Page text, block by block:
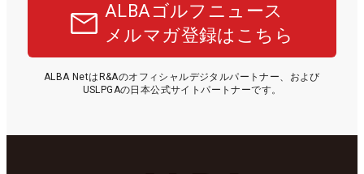
ALBAゴルフニュース
メルマガ登録はこちら
ALBA NetはR&Aのオフィシャルデジタルパートナー、および
USLPGAの日本公式サイトパートナーです。